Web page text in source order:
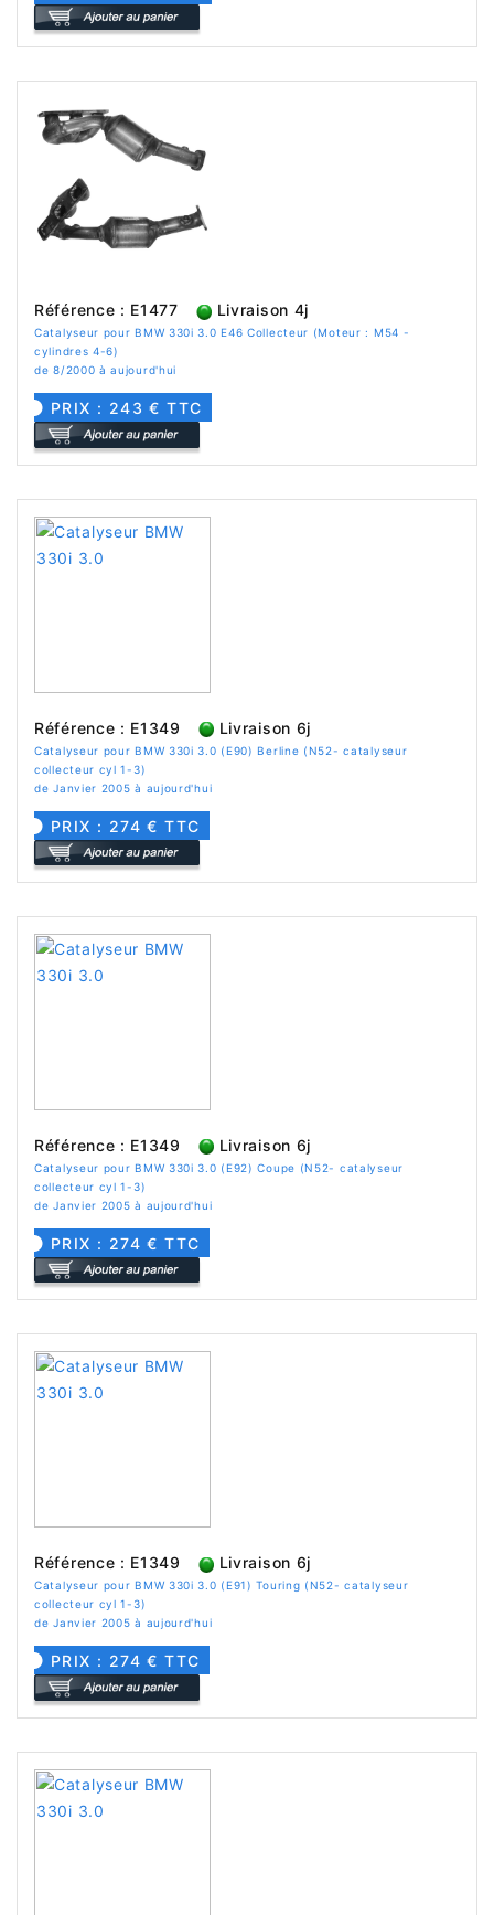
Référence : E1477 Livraison 4j
Catalyseur pour BMW 330i 3.0 E46 Collecteur (Moteur : M54 -
cylindres 4-6)
de 8/2000 à aujourd'hui
PRIX : 243 € TTC
Référence : E1349 Livraison 6j
Catalyseur pour BMW 330i 3.0 (E90) Berline (N52- catalyseur
collecteur cyl 1-3)
de Janvier 2005 à aujourd'hui
PRIX : 274 € TTC
Référence : E1349 Livraison 6j
Catalyseur pour BMW 330i 3.0 (E92) Coupe (N52- catalyseur
collecteur cyl 1-3)
de Janvier 2005 à aujourd'hui
PRIX : 274 € TTC
Référence : E1349 Livraison 6j
Catalyseur pour BMW 330i 3.0 (E91) Touring (N52- catalyseur
collecteur cyl 1-3)
de Janvier 2005 à aujourd'hui
PRIX : 274 € TTC